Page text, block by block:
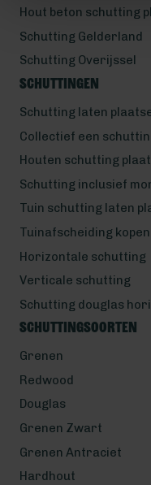
Hout beton schutting
Schutting Gelderland
Schutting Overijssel
Schuttingen
Schutting laten
Collectief een
Houten schutting
Schutting inclusief
Tuin schutting laten
Tuinafscheiding kopen
Horizontale schutting
Verticale schutting
Schutting douglas
Schuttingsoorten
Grenen
Redwood
Douglas
Grenen Zwart
Grenen Antraciet
Hardhout